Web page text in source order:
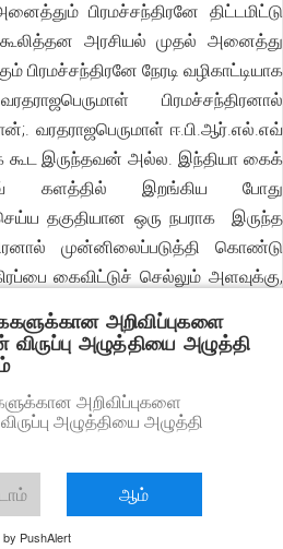
பிரமச்சந்திரனே திட்டமிட்டு
அரசியல் முதல் அனைத்து
பிரமச்சந்திரனே நேரடி வழிகாட்டியாக
பிரமச்சந்திரனால்
வரதராஜபெருமாள் ஈ.பி.ஆர்.எல்.எவ்
கூட இருந்தவன் அல்ல. இந்தியா கைக்
களத்தில் இறங்கிய போது
தகுதியான ஒரு நபராக இருந்த
முன்னிலைப்படுத்தி கொண்டு
கைவிட்டுச் செல்லும் அளவுக்கு,
நிர்ப்பந்தால் வெளியேறிய போது
இந்த நிலையிலும் இந்தியா
தயார் செய்யும் வகையில்,
ரூபா செலவு செய்து
கால ஒட்டத்தில் ஈ.பி.ஆர்.எல்.எவ்
தக்கவைக்கும் அதிகார போட்டி, உள்
வின் அனைத்து துரோக
சொத்துகளை பல லட்சம் செலவில்
அந்த சொத்து பகிர்விலும் (இந்த
அறிவிப்புகளை
விருப்பு அழுத்தியை அழுத்தி
அறிவிப்புகளை
அழுத்தியை அழுத்தி
ஆம்
by PushAlert